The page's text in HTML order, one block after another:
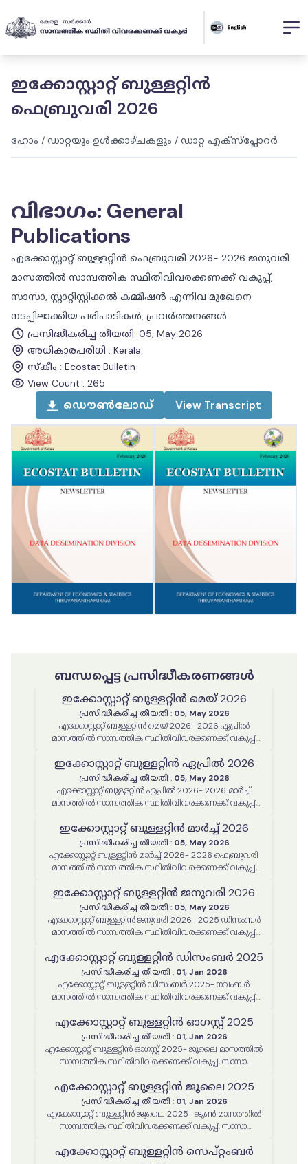
ഇക്കോസ്റ്റാറ്റ് ബുള്ളറ്റിൻ
ഫെബ്രുവരി 2026
ഹോം / ഡാറ്റയും ഉൾക്കാഴ്ചകളും / ഡാറ്റ എക്സ്പ്ലോറർ
വിഭാഗം: General
Publications
എക്കോസ്റ്റാറ്റ് ബുള്ളറ്റിൻ ഫെബ്രുവരി 2026- 2026 ജനുവരി
മാസത്തിൽ സാമ്പത്തിക സ്ഥിതിവിവരക്കണക്ക് വകുപ്പ്,
സാസാ, സ്റ്റാറ്റിസ്റ്റിക്കൽ കമ്മീഷൻ എന്നിവ മുഖേനെ
നടപ്പിലാക്കിയ പരിപാടികൾ, പ്രവർത്തനങ്ങൾ
പ്രസിദ്ധീകരിച്ച തീയതി: 05, May 2026
അധികാരപരിധി : Kerala
സ്കീം : Ecostat Bulletin
View Count : 265
ഡൌൺലോഡ് View Transcript
ബന്ധപ്പെട്ട പ്രസിദ്ധീകരണങ്ങൾ
ഇക്കോസ്റ്റാറ്റ് ബുള്ളറ്റിൻ മെയ് 2026
പ്രസിദ്ധീകരിച്ച തീയതി : 05, May 2026
എക്കോസ്റ്റാറ്റ് ബുള്ളറ്റിൻ മെയ് 2026- 2026 ഏപ്രിൽ
മാസത്തിൽ സാമ്പത്തിക സ്ഥിതിവിവരക്കണക്ക് വകുപ്പ്,
നടപ്പിലാക്കിയ പരിപാടികൾ, പ്രവർത്തനങ്ങൾ
ഇക്കോസ്റ്റാറ്റ് ബുള്ളറ്റിൻ ഏപ്രിൽ 2026
പ്രസിദ്ധീകരിച്ച തീയതി : 05, May 2026
എക്കോസ്റ്റാറ്റ് ബുള്ളറ്റിൻ ഏപ്രിൽ 2026- 2026 മാർച്ച്
മാസത്തിൽ സാമ്പത്തിക സ്ഥിതിവിവരക്കണക്ക് വകുപ്പ്,
നടപ്പിലാക്കിയ പരിപാടികൾ, പ്രവർത്തനങ്ങൾ
ഇക്കോസ്റ്റാറ്റ് ബുള്ളറ്റിൻ മാർച്ച് 2026
പ്രസിദ്ധീകരിച്ച തീയതി : 05, May 2026
എക്കോസ്റ്റാറ്റ് ബുള്ളറ്റിൻ മാർച്ച് 2026- 2026 ഫെബ്രുവരി
മാസത്തിൽ സാമ്പത്തിക സ്ഥിതിവിവരക്കണക്ക് വകുപ്പ്,
നടപ്പിലാക്കിയ പരിപാടികൾ, പ്രവർത്തനങ്ങൾ
ഇക്കോസ്റ്റാറ്റ് ബുള്ളറ്റിൻ ജനുവരി 2026
പ്രസിദ്ധീകരിച്ച തീയതി : 05, May 2026
എക്കോസ്റ്റാറ്റ് ബുള്ളറ്റിൻ ജനുവരി 2026- 2025 ഡിസംബർ
മാസത്തിൽ സാമ്പത്തിക സ്ഥിതിവിവരക്കണക്ക് വകുപ്പ്,
നടപ്പിലാക്കിയ പരിപാടികൾ, പ്രവർത്തനങ്ങൾ
എക്കോസ്റ്റാറ്റ് ബുള്ളറ്റിൻ ഡിസംബർ 2025
പ്രസിദ്ധീകരിച്ച തീയതി : 01, Jan 2026
എക്കോസ്റ്റാറ്റ് ബുള്ളറ്റിൻ ഡിസംബർ 2025- നവംബർ
മാസത്തിൽ സാമ്പത്തിക സ്ഥിതിവിവരക്കണക്ക് വകുപ്പ്,
നടപ്പിലാക്കിയ പരിപാടികൾ, പ്രവർത്തനങ്ങൾ
എക്കോസ്റ്റാറ്റ് ബുള്ളറ്റിൻ ഓഗസ്റ്റ് 2025
പ്രസിദ്ധീകരിച്ച തീയതി : 01, Jan 2026
എക്കോസ്റ്റാറ്റ് ബുള്ളറ്റിൻ ഓഗസ്റ്റ് 2025- ജൂലൈ മാസത്തിൽ
സാമ്പത്തിക സ്ഥിതിവിവരക്കണക്ക് വകുപ്പ്, സാസാ,
പരിപാടികൾ, പ്രവർത്തനങ്ങൾ
എക്കോസ്റ്റാറ്റ് ബുള്ളറ്റിൻ ജൂലൈ 2025
പ്രസിദ്ധീകരിച്ച തീയതി : 01, Jan 2026
എക്കോസ്റ്റാറ്റ് ബുള്ളറ്റിൻ ജൂലൈ 2025- ജൂൺ മാസത്തിൽ
സാമ്പത്തിക സ്ഥിതിവിവരക്കണക്ക് വകുപ്പ്, സാസാ,
പരിപാടികൾ, പ്രവർത്തനങ്ങൾ
എക്കോസ്റ്റാറ്റ് ബുള്ളറ്റിൻ സെപ്റ്റംബർ